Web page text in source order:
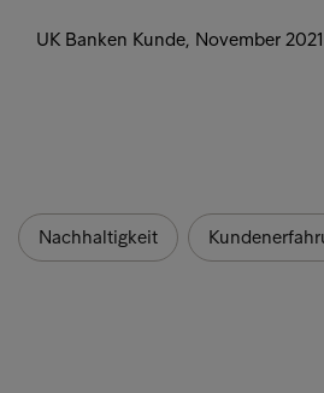
UK Banken Kunde, November 2021
Nachhaltigkeit